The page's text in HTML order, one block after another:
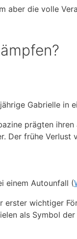
aber die volle
Gabrielle in
prägten
Der frühe
einem Autounfall (
wichtiger
als Symbol